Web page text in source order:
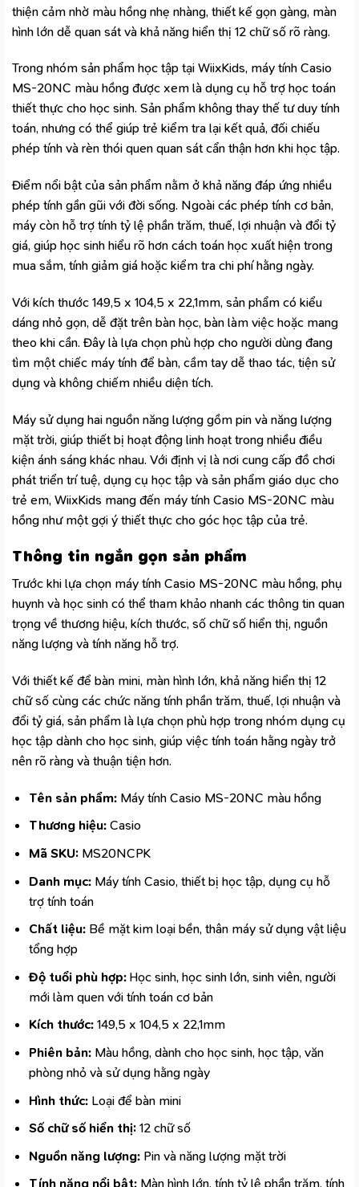
thiện cảm nhờ màu hồng nhẹ nhàng, thiết kế gọn gàng, màn
hình lớn dễ quan sát và khả năng hiển thị 12 chữ số rõ ràng.
Trong nhóm sản phẩm học tập tại WiixKids, máy tính Casio
MS-20NC màu hồng được xem là dụng cụ hỗ trợ học toán
thiết thực cho học sinh. Sản phẩm không thay thế tư duy tính
toán, nhưng có thể giúp trẻ kiểm tra lại kết quả, đối chiếu
phép tính và rèn thói quen quan sát cẩn thận hơn khi học tập.
Điểm nổi bật của sản phẩm nằm ở khả năng đáp ứng nhiều
phép tính gần gũi với đời sống. Ngoài các phép tính cơ bản,
máy còn hỗ trợ tính tỷ lệ phần trăm, thuế, lợi nhuận và đổi tỷ
giá, giúp học sinh hiểu rõ hơn cách toán học xuất hiện trong
mua sắm, tính giảm giá hoặc kiểm tra chi phí hằng ngày.
Với kích thước 149,5 x 104,5 x 22,1mm, sản phẩm có kiểu
dáng nhỏ gọn, dễ đặt trên bàn học, bàn làm việc hoặc mang
theo khi cần. Đây là lựa chọn phù hợp cho người dùng đang
tìm một chiếc máy tính để bàn, cầm taydễ thao tác, tiện sử
dụng và không chiếm nhiều diện tích.
Máy sử dụng hai nguồn năng lượng gồm pin và năng lượng
mặt trời, giúp thiết bị hoạt động linh hoạt trong nhiều điều
kiện ánh sáng khác nhau. Với định vị là nơi cung cấp đồ chơi
phát triển trí tuệ, dụng cụ học tập và sản phẩm giáo dục cho
trẻ em, WiixKids mang đến máy tính Casio MS-20NC màu
hồng như một gợi ý thiết thực cho góc học tập của trẻ.
Thông tin ngắn gọn sản phẩm
Trước khi lựa chọn máy tính Casio MS-20NC màu hồng, phụ
huynh và học sinh có thể tham khảo nhanh các thông tin quan
trọng về thương hiệu, kích thước, số chữ số hiển thị, nguồn
năng lượng và tính năng hỗ trợ.
Với thiết kế để bàn mini, màn hình lớn, khả năng hiển thị 12
chữ số cùng các chức năng tính phần trăm, thuế, lợi nhuận và
đổi tỷ giá, sản phẩm là lựa chọn phù hợp trong nhóm dụng cụ
học tậpdành cho học sinh, giúp việc tính toán hằng ngày trở
nên rõ ràng và thuận tiện hơn.
Tên sản phẩm:Máy tính Casio MS-20NC màu hồng
Thương hiệu:Casio
Mã SKU:MS20NCPK
Danh mục:Máy tính Casio, thiết bị học tập, dụng cụ hỗ
trợ tính toán
Chất liệu:Bề mặt kim loại bền, thân máy sử dụng vật liệu
tổng hợp
Độ tuổi phù hợp:Học sinh, học sinh lớn, sinh viên, người
mới làm quen với tính toán cơ bản
Kích thước:149,5 x 104,5 x 22,1mm
Phiên bản:Màu hồng, dành cho học sinh, học tập, văn
phòng nhỏ và sử dụng hằng ngày
Hình thức:Loại để bàn mini
Số chữ số hiển thị:12 chữ số
Nguồn năng lượng:Pin và năng lượng mặt trời